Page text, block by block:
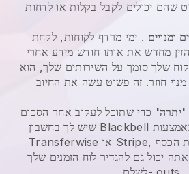
ומנויים . ימי מרדף לקוחות, לקחת
מחדש את אותו חודש מידע אחרי
שלך סומך על השירותים שלך, הוא
'יתרה' כדי שתוכל לעקוב אחר הסכום
Blackbell
Transferwise או Stripe, ולראות בזמן אמת את הכסף
יכול גם להגדיר לוח הזמנים שלך